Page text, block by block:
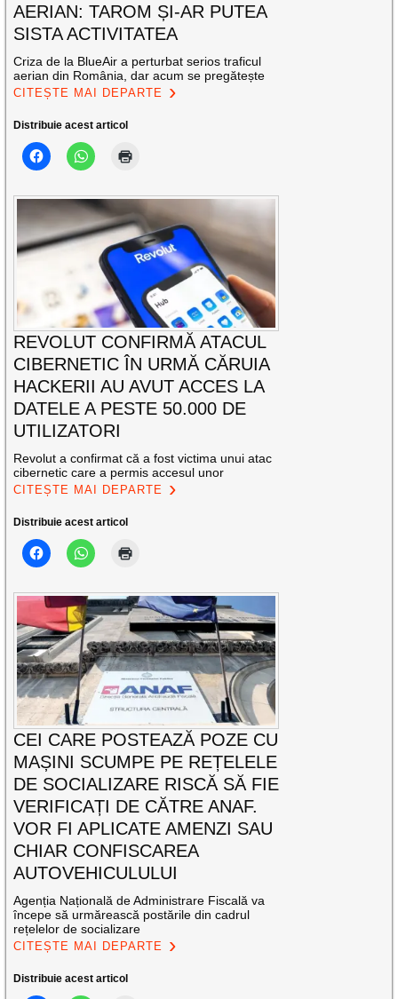
AERIAN: TAROM ȘI-AR PUTEA
SISTA ACTIVITATEA
Criza de la BlueAir a perturbat serios traficul
aerian din România, dar acum se pregătește
CITEȘTE MAI DEPARTE
Distribuie acest articol
REVOLUT CONFIRMĂ ATACUL
CIBERNETIC ÎN URMĂ CĂRUIA
HACKERII AU AVUT ACCES LA
DATELE A PESTE 50.000 DE
UTILIZATORI
Revolut a confirmat că a fost victima unui atac
cibernetic care a permis accesul unor
CITEȘTE MAI DEPARTE
Distribuie acest articol
CEI CARE POSTEAZĂ POZE CU
MAȘINI SCUMPE PE REȚELELE
DE SOCIALIZARE RISCĂ SĂ FIE
VERIFICAȚI DE CĂTRE ANAF.
VOR FI APLICATE AMENZI SAU
CHIAR CONFISCAREA
AUTOVEHICULULUI
Agenția Națională de Administrare Fiscală va
începe să urmărească postările din cadrul
rețelelor de socializare
CITEȘTE MAI DEPARTE
Distribuie acest articol